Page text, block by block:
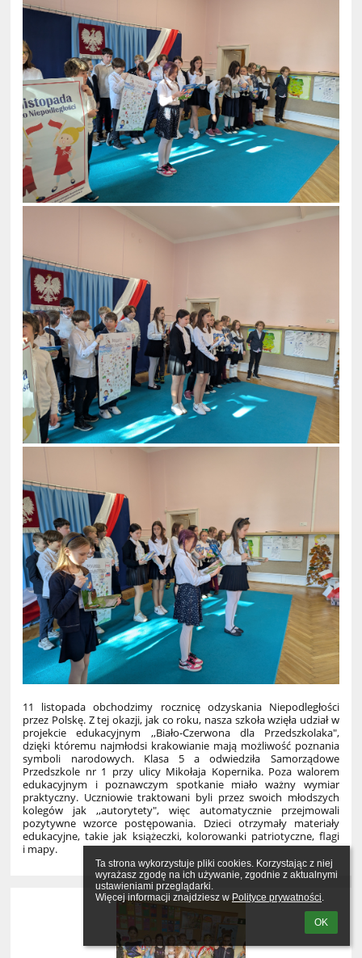
Ta strona wykorzystuje pliki cookies. Korzystając z niej
wyrażasz zgodę na ich używanie, zgodnie z aktualnymi
ustawieniami przeglądarki.
Więcej informacji znajdziesz w Polityce prywatności.
OK
11 listopada obchodzimy rocznicę odzyskania Niepodległości
przez Polskę. Z tej okazji, jak co roku, nasza szkoła wzięła udział w
projekcie edukacyjnym ,,Biało-Czerwona dla Przedszkolaka",
dzięki któremu najmłodsi krakowianie mają możliwość poznania
symboli narodowych. Klasa 5 a odwiedziła Samorządowe
Przedszkole nr 1 przy ulicy Mikołaja Kopernika. Poza walorem
edukacyjnym i poznawczym spotkanie miało ważny wymiar
praktyczny. Uczniowie traktowani byli przez swoich młodszych
kolegów jak ,,autorytety", więc automatycznie przejmowali
pozytywne wzorce postępowania. Dzieci otrzymały materiały
edukacyjne, takie jak książeczki, kolorowanki patriotyczne, flagi
i mapy.